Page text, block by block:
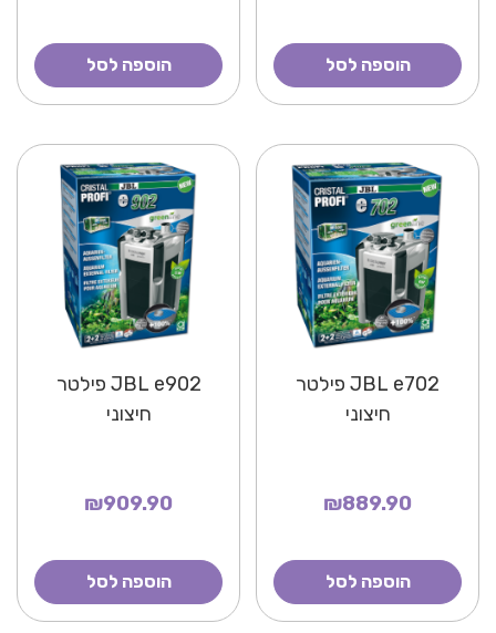
הוספה לסל הוספה לסל
JBL e702 פילטר
חיצוני
₪889.90
הוספה לסל
JBL e902 פילטר
חיצוני
₪909.90
הוספה לסל